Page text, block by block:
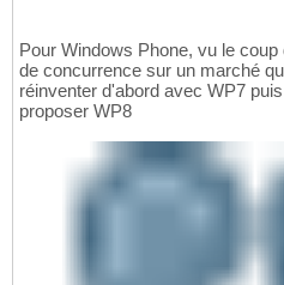
Pour Windows Phone, vu le
de concurrence sur un marché
réinventer d'abord avec WP7
proposer WP8